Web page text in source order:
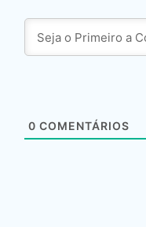
0 COMENTÁRIOS